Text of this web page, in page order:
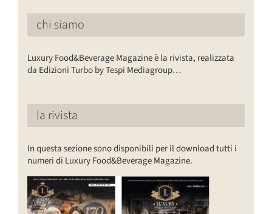
chi siamo
Luxury Food&Beverage Magazine è la rivista, realizzata
da Edizioni Turbo by Tespi Mediagroup…
la rivista
In questa sezione sono disponibili per il download tutti i
numeri di Luxury Food&Beverage Magazine.